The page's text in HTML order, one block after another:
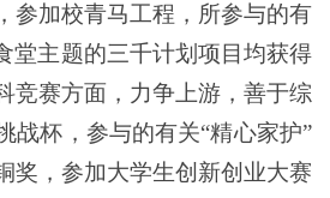
参加校青马工程，所参与的有
堂主题的三千计划项目均获得
竞赛方面，力争上游，善于综
战杯，参与的有关“精心家护”
奖，参加大学生创新创业大赛